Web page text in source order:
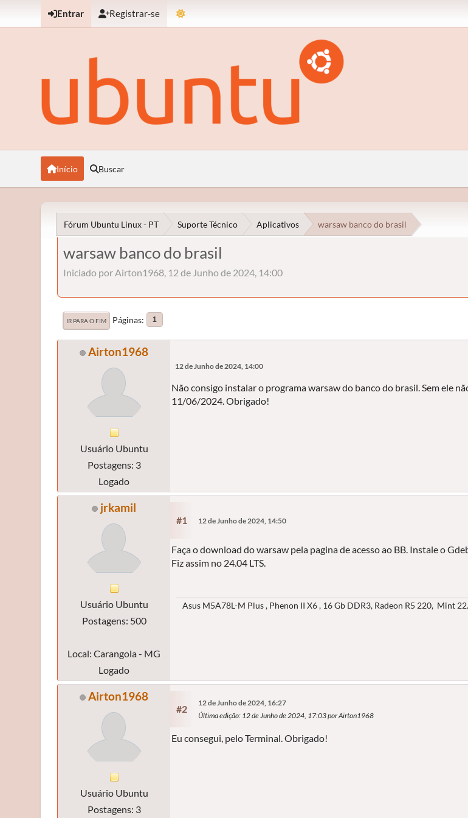
Entrar Registrar-se
Início Buscar
Fórum Ubuntu Linux - PT Suporte Técnico Aplicativos warsaw banco do brasil
warsaw banco do brasil
Iniciado por Airton1968, 12 de Junho de 2024, 14:00
IR PARA O FIM Páginas 1
Airton1968
Usuário Ubuntu
Postagens: 3
Logado
12 de Junho de 2024, 14:00
Não consigo instalar o programa warsaw do banco do brasil. Sem ele
11/06/2024. Obrigado!
jrkamil
Usuário Ubuntu
Postagens: 500
Local: Carangola - MG
Logado
#1 12 de Junho de 2024, 14:50
Faça o download do warsaw pela pagina de acesso ao BB. Instale o
Fiz assim no 24.04 LTS.
Asus M5A78L-M Plus , Phenon II X6 , 16 Gb DDR3, Radeon R5 220, Mint
Airton1968
Usuário Ubuntu
Postagens: 3
#2
12 de Junho de 2024, 16:27
Última edição: 12 de Junho de 2024, 17:03 por Airton1968
Eu consegui, pelo Terminal. Obrigado!